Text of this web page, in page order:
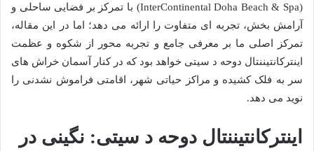
(InterContinental Doha Beach & Spa) با تمرکز بر فضایی ساحلی و
آرامش بخش، تجربه ای متفاوت را ارائه می دهد؛ اما در این مقاله،
تمرکز اصلی ما بر معرفی جامع و تجربه محور از شکوه و عظمت
اینترکانتیننتال دوحه د سیتی خواهد بود که در کنار آسمان خراش های
سر به فلک کشیده و مراکز حیاتی شهر، اقامتی فراموش نشدنی را
نوید می دهد.
اینترکانتیننتال دوحه د سیتی: نگینی در